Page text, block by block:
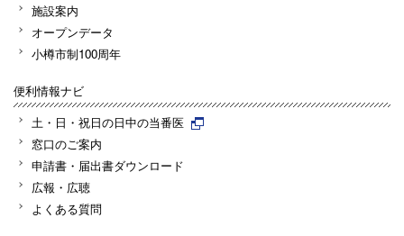
施設案内
オープンデータ
小樽市制100周年
便利情報ナビ
土・日・祝日の日中の当番医
窓口のご案内
申請書・届出書ダウンロード
広報・広聴
よくある質問